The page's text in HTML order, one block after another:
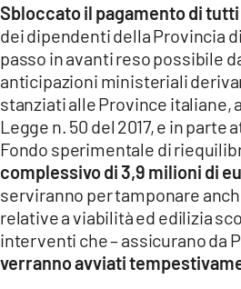
LaC
Network
LACPLAY.IT
LACTV.IT
LACONAIR.IT
LACITYMAG.IT
ILREGGINO.IT
COSENZACHANNEL.IT
Sbloccato il pagamento di
dei dipendenti della Provincia
passo in avanti reso possibile
anticipazioni ministeriali
stanziati alle Province italiane,
Legge n. 50 del 2017, e in
Fondo sperimentale di
complessivo di 3,9 milioni di
serviranno per tamponare
relative a viabilità ed edilizia
interventi che – assicurano da
verranno avviati